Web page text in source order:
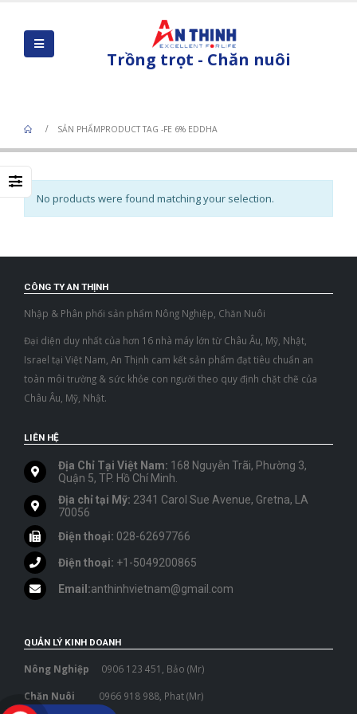
Trồng trọt - Chăn nuôi
SẢN PHẨMPRODUCT TAG -FE 6% EDDHA
No products were found matching your selection.
CÔNG TY AN THỊNH
Nhập & Phân phối sản phẩm Nông Nghiệp, Chăn Nuôi
Đại diện duy nhất của hơn 16 nhà máy lớn từ Châu Âu, Mỹ, Nhật,
Israel tại Việt Nam, An Thịnh cam kết sản phẩm đạt tiêu chuẩn an
toàn môi trường & sức khỏe con người theo quy định chặt chẽ của
Châu Âu, Mỹ, Nhật.
LIÊN HỆ
Địa Chỉ Tại Việt Nam: 168 Nguyễn Trãi, Phường 3,
Quận 5, TP. Hồ Chí Minh.
Địa chỉ tại Mỹ: 2341 Carol Sue Avenue, Gretna, LA
70056
Điện thoại: 028-62697766
Điện thoại: +1-5049200865
Email:anthinhvietnam@gmail.com
QUẢN LÝ KINH DOANH
Nông Nghiệp 0906 123 451, Bảo (Mr)
Chăn Nuôi 0966 918 988, Phat (Mr)